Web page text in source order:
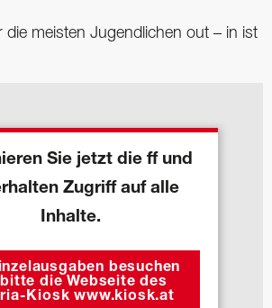
die meisten Jugendlichen out – in ist
Sie jetzt die ff und
Zugriff auf alle
Inhalte.
besuchen
die Webseite des
Kiosk www.kiosk.at